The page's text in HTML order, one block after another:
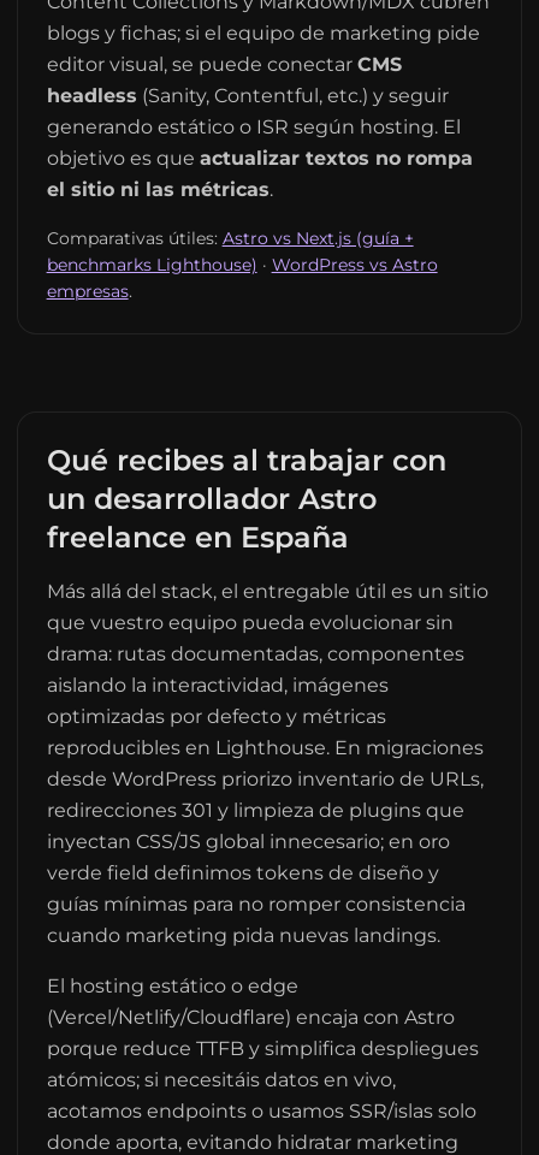
blogs y fichas; si el equipo de marketing pide
editor visual, se puede conectar CMS
headless (Sanity, Contentful, etc.) y seguir
generando estático o ISR según hosting. El
objetivo es que actualizar textos no rompa
el sitio ni las métricas.
Comparativas útiles: Astro vs Next.js (guía +
benchmarks Lighthouse) · WordPress vs Astro
empresas.
Qué recibes al trabajar con
un desarrollador Astro
freelance en España
Más allá del stack, el entregable útil es un sitio
que vuestro equipo pueda evolucionar sin
drama: rutas documentadas, componentes
aislando la interactividad, imágenes
optimizadas por defecto y métricas
reproducibles en Lighthouse. En migraciones
desde WordPress priorizo inventario de URLs,
redirecciones 301 y limpieza de plugins que
inyectan CSS/JS global innecesario; en oro
verde field definimos tokens de diseño y
guías mínimas para no romper consistencia
cuando marketing pida nuevas landings.
El hosting estático o edge
(Vercel/Netlify/Cloudflare) encaja con Astro
porque reduce TTFB y simplifica despliegues
atómicos; si necesitáis datos en vivo,
acotamos endpoints o usamos SSR/islas solo
donde aporta, evitando hidratar marketing